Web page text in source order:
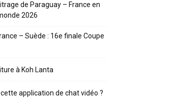
de Paraguay – France en
2026
– Suède : 16e finale Coupe
à Koh Lanta
application de chat vidéo ?